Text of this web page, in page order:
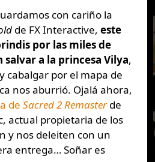
con cariño la
de FX Interactive, este
por las miles de
a la princesa Vilya,
cabalgar por el mapa de
nos aburrió. Ojalá ahora,
de Sacred 2 Remasterde
actual propietaria de los
y nos deleiten con un
entrega… Soñar es